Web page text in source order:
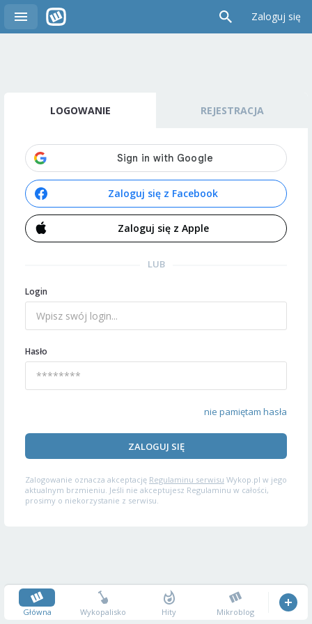
Zaloguj się
LOGOWANIE REJESTRACJA
Zaloguj się z Facebook
Zaloguj się z Apple
LUB
Login
Hasło
nie pamiętam hasła
ZALOGUJ SIĘ
Zalogowanie oznacza akceptację Regulaminu serwisu Wykop.pl w jego
aktualnym brzmieniu. Jeśli nie akceptujesz Regulaminu w całości,
prosimy o niekorzystanie z serwisu.
Główna Wykopalisko Hity Mikroblog